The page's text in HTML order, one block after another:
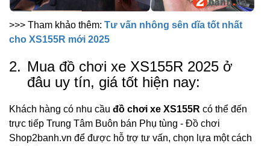
>>> Tham khảo thêm: Tư vấn nhông sên dĩa tốt nhất
cho XS155R mới 2025
2. Mua đồ chơi xe XS155R 2025 ở
đâu uy tín, giá tốt hiện nay:
Khách hàng có nhu cầu đồ chơi xe XS155R có thể đến
trực tiếp Trung Tâm Buôn bán Phụ tùng - Đồ chơi
Shop2banh.vn để được hỗ trợ tư vấn, chọn lựa một cách